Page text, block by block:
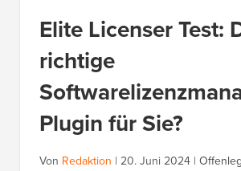
Elite Licenser Test:
richtige
Plugin für Sie?
Von Redaktion | 20. Juni 2024 |